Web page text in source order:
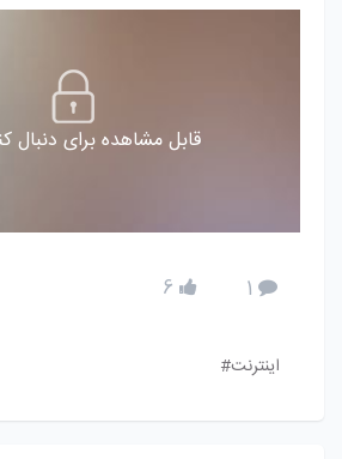
قابل مشاهده برای دنبال
1
6
اینترنت#